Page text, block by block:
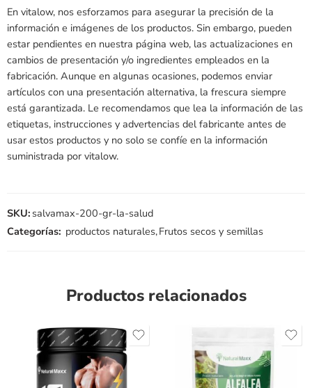
En vitalow, nos esforzamos para asegurar la precisión de la
información e imágenes de los productos. Sin embargo, pueden
estar pendientes en nuestra página web, las actualizaciones en
cambios de presentación y/o ingredientes empleados en la
fabricación. Aunque en algunas ocasiones, podemos enviar
artículos con una presentación alternativa, la frescura siempre
está garantizada. Le recomendamos que lea la información de las
etiquetas, instrucciones y advertencias del fabricante antes de
usar estos productos y no solo se confíe en la información
suministrada por vitalow.
SKU: salvamax-200-gr-la-salud
Categorías: productos naturales,Frutos secos y semillas
Productos relacionados